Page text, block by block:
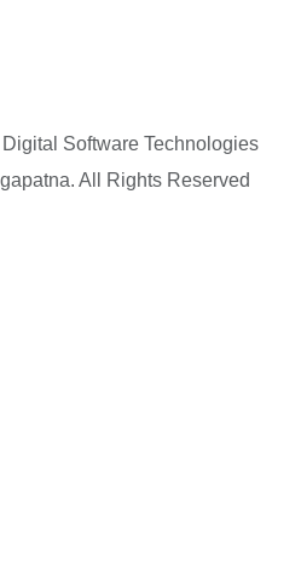
Software Technologies
All Rights Reserved